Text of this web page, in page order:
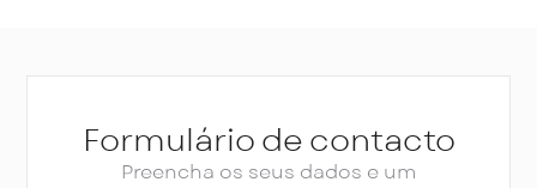
Formulário de contacto
Preencha os seus dados e um